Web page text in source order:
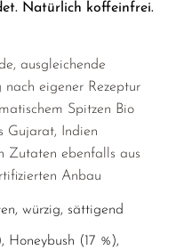
Natürlich koffeinfrei.
ausgleichende
nach eigener Rezeptur
Spitzen Bio
Gujarat, Indien
Zutaten ebenfalls aus
Anbau
würzig, sättigend
Honeybush (17 %),